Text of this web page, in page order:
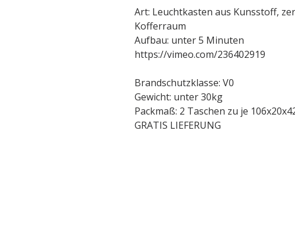
Art: Leuchtkasten aus Kunsstoff,
Kofferraum
Aufbau: unter 5 Minuten
https://vimeo.com/236402919
Brandschutzklasse: V0
Gewicht: unter 30kg
Packmaß: 2 Taschen zu je
GRATIS LIEFERUNG